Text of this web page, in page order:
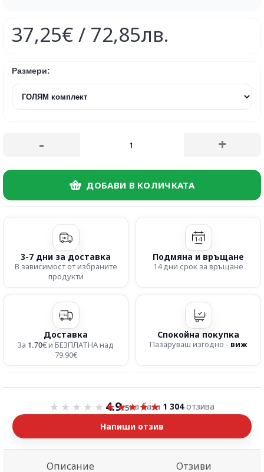
37,25€ / 72,85лв.
Размери:
- +
ДОБАВИ В КОЛИЧКАТА
3-7 дни за доставка
В зависимост от избраните
продукти
Подмяна и връщане
14 дни срок за връщане
Доставка
За 1.70€ и БЕЗПЛАТНА над
79.90€
Спокойна покупка
Пазаруваш изгодно - виж
Оценка 4.9 от 5
4.9/5на база 1 304отзива
Напиши отзив
Описание Отзиви